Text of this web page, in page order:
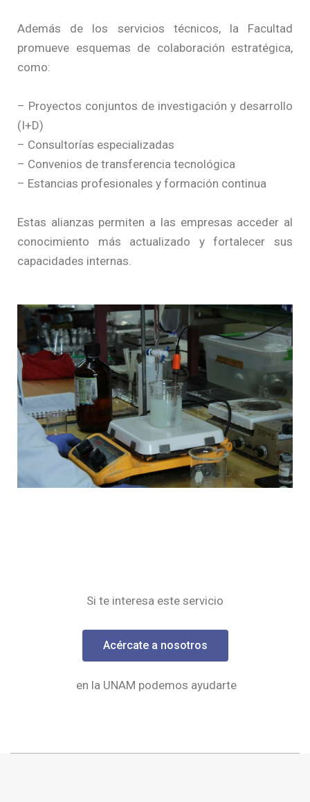
Además de los servicios técnicos, la Facultad
promueve esquemas de colaboración estratégica,
como:
– Proyectos conjuntos de investigación y desarrollo
(I+D)
– Consultorías especializadas
– Convenios de transferencia tecnológica
– Estancias profesionales y formación continua
Estas alianzas permiten a las empresas acceder al
conocimiento más actualizado y fortalecer sus
capacidades internas.
Si te interesa este servicio
Acércate a nosotros
en la UNAM podemos ayudarte